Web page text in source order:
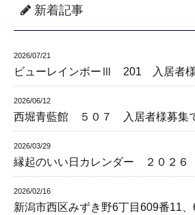
新着記事
2026/07/21
ビューレインボーⅢ 201 入居者
2026/06/12
西堀青藍館 ５０７ 入居者様募集
2026/03/29
縁起のいい日カレンダー ２０２６
2026/02/16
新潟市西区みずき野6丁目609番11